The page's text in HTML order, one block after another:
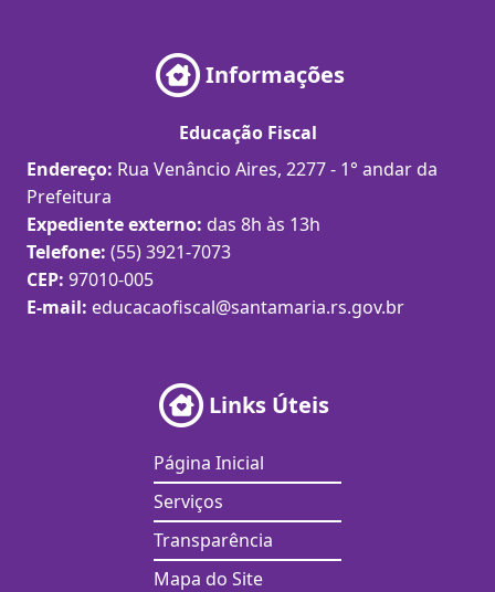
Informações
Educação Fiscal
Endereço: Rua Venâncio Aires, 2277 - 1° andar da
Prefeitura
Expediente externo: das 8h às 13h
Telefone: (55) 3921-7073
CEP: 97010-005
E-mail: educacaofiscal@santamaria.rs.gov.br
Links Úteis
Página Inicial
Serviços
Transparência
Mapa do Site